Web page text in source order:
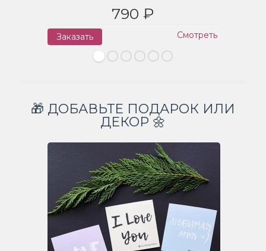
790 ₽
Заказать Смотреть
🎁 ДОБАВЬТЕ ПОДАРОК ИЛИ
ДЕКОР 🌼